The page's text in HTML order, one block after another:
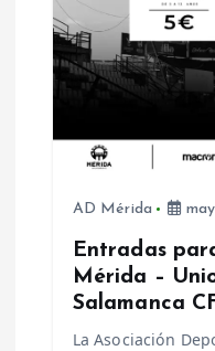
AD Mérida
Entradas
Mérida –
Salamanca
La Asociación